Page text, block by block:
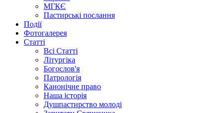
МГКЄ
Пастирські послання
Події
Фотогалерея
Статті
Всі Статті
Літургіка
Богослов'я
Патрологія
Канонічне право
Наша історія
Душпастирство молоді